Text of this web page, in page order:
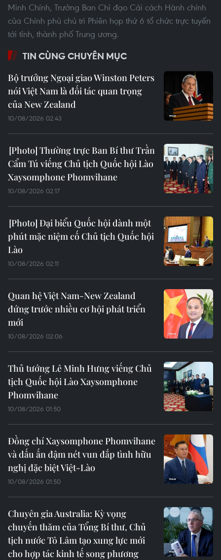
Minh Chính, Trưởng Ban Chỉ đạo Cải cách Hành chính
của Chính phủ chủ trì Phiên họp thứ 6 tổ chức trực tuyến
tới tỉnh, thành phố Trung ương.
TIN CÙNG CHUYÊN MỤC
Bộ trưởng Ngoại giao Winston Peters
nói Việt Nam là đối tác quan trọng
của New Zealand
10/08/2026 02:43
Thường trực Ban Bí thư Trần
Cẩm Tú viếng Chủ tịch Quốc hội Lào
Xaysomphone Phomvihane
10/08/2026 02:17
Đại biểu Quốc hội dành một
phút mặc niệm cố Chủ tịch Quốc hội
Lào
10/08/2026 02:11
Quan hệ Việt Nam-New Zealand
đứng trước nhiều cơ hội phát triển
mới
10/08/2026 02:06
Thủ tướng Lê Minh Hưng viếng Chủ
tịch Quốc hội Lào Xaysomphone
Phomvihane
10/08/2026 01:50
Đồng chí Xaysomphone Phomvihane
và dấu ấn đậm nét vun đắp tình hữu
nghị đặc biệt Việt-Lào
10/08/2026 01:50
Chuyên gia Australia: Kỳ vọng
chuyến thăm của Tổng Bí thư, Chủ
tịch nước Tô Lâm tạo xung lực mới
cho hợp tác kinh tế song phương